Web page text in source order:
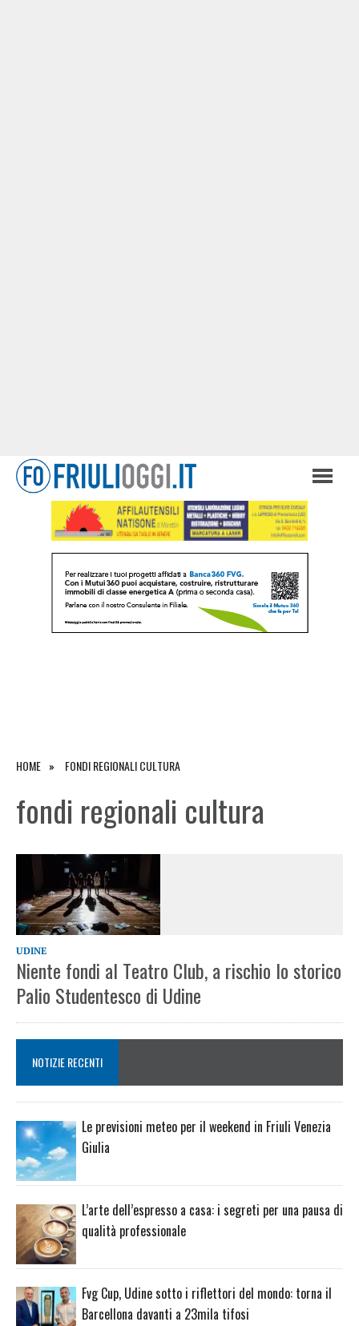
HOME FONDI REGIONALI CULTURA
fondi regionali cultura
UDINE
Niente fondi al Teatro Club, a rischio lo storico
Palio Studentesco di Udine
NOTIZIE RECENTI
Le previsioni meteo per il weekend in Friuli Venezia
Giulia
L’arte dell’espresso a casa: i segreti per una pausa di
qualità professionale
Fvg Cup, Udine sotto i riflettori del mondo: torna il
Barcellona davanti a 23mila tifosi